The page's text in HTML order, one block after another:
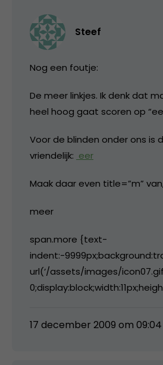
Steef
Nog een foutje:
De meer linkjes. Ik denk dat
heel hoog gaat scoren op
Voor de blinden onder ons is
vriendelijk: eer
Maak daar even title=”m”
meer
span.more {text-
indent:-
url(‘/assets/images/
17 december 2009 om 09:04